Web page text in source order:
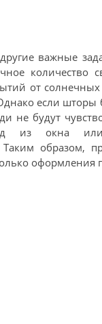
важные
от
если
не будут
из окна или,
образом,
оформления